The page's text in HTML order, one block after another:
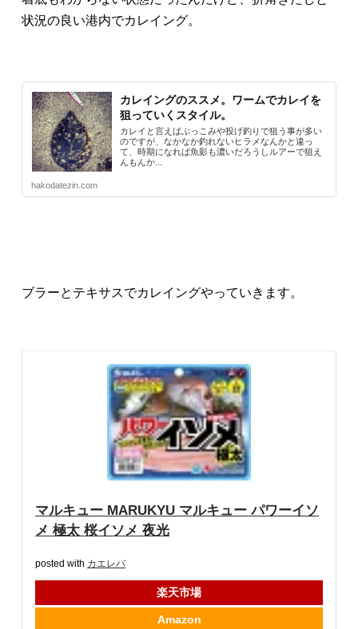
状況の良い港内でカレイング。
カレイングのススメ。ワームでカレイを
狙っていくスタイル。
カレイと言えばぶっこみや投げ釣りで狙う事が多い
のですが、なかなか釣れないヒラメなんかと違っ
て、時期になれば魚影も濃いだろうしルアーで狙え
んもんか...
hakodatezin.com
ブラーとテキサスでカレイングやっていきます。
マルキュー MARUKYU マルキュー パワーイソ
メ 極太 桜イソメ 夜光
posted with カエレバ
楽天市場
Amazon